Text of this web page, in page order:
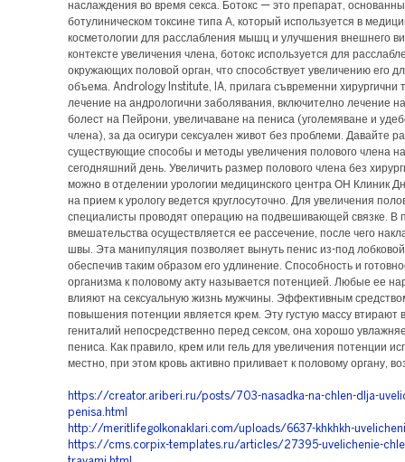
наслаждения во время секса. Ботокс — это препарат,
ботулиническом токсине типа А, который используется в
косметологии для расслабления мышц и улучшения внешнего
контексте увеличения члена, ботокс используется для
окружающих половой орган, что способствует увеличению его
объема. Andrology Institute, IA, прилага съвременни хирургични
лечение на андрологични заболявания, включително лечение
болест на Пейрони, увеличаване на пениса (уголемяване и
члена), за да осигури сексуален живот без проблеми. Давайте
существующие способы и методы увеличения полового члена на
сегодняшний день. Увеличить размер полового члена без
можно в отделении урологии медицинского центра ОН Клиник
на прием к урологу ведется круглосуточно. Для увеличения
специалисты проводят операцию на подвешивающей связке. В
вмешательства осуществляется ее рассечение, после чего
швы. Эта манипуляция позволяет вынуть пенис из-под лобковой
обеспечив таким образом его удлинение. Способность и
организма к половому акту называется потенцией. Любые ее
влияют на сексуальную жизнь мужчины. Эффективным
повышения потенции является крем. Эту густую массу втирают
гениталий непосредственно перед сексом, она хорошо
пениса. Как правило, крем или гель для увеличения потенции
местно, при этом кровь активно приливает к половому органу,
https://creator.ariberi.ru/posts/703-nasadka-na-chlen-dlja-
penisa.html
http://meritlifegolkonaklari.com/uploads/6637-khkhkh-
https://cms.corpix-templates.ru/articles/27395-uvelichenie-